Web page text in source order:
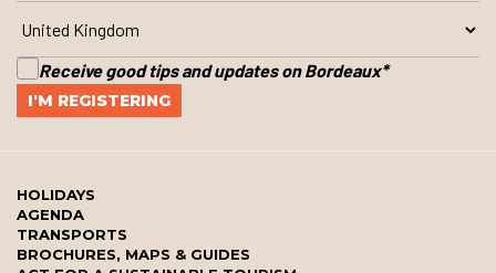
Receive good tips and updates on Bordeaux*
HOLIDAYS
AGENDA
TRANSPORTS
BROCHURES, MAPS & GUIDES